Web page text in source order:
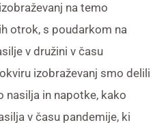
na temo
otrok, s poudarkom na
v družini v času
izobraževanj smo delili
nasilja in napotke, kako
v času pandemije, ki